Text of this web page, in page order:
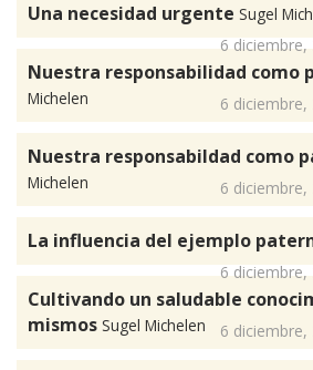
Una necesidad urgente Sugel
6 diciembre,
Nuestra responsabilidad como
Michelen
6 diciembre,
Nuestra responsabildad como
Michelen
6 diciembre,
La influencia del ejemplo
6 diciembre,
Cultivando un saludable
mismos Sugel Michelen 6 diciembre,